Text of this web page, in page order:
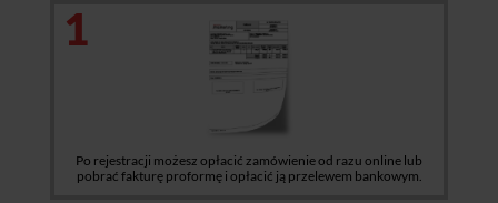
1
Po rejestracji możesz opłacić zamówienie od razu online lub
pobrać fakturę proformę i opłacić ją przelewem bankowym.